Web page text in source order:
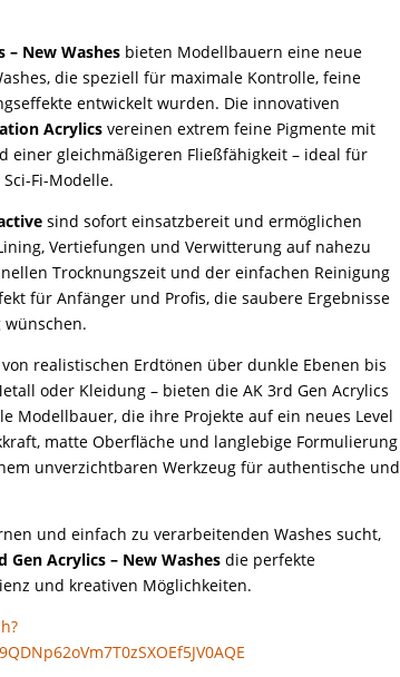
– New Washes bieten Modellbauern eine neue
die speziell für maximale Kontrolle, feine
entwickelt wurden. Die innovativen
Acrylics vereinen extrem feine Pigmente mit
einer gleichmäßigeren Fließfähigkeit – ideal für
Fi-Modelle.
sind sofort einsatzbereit und ermöglichen
Vertiefungen und Verwitterung auf nahezu
Trocknungszeit und der einfachen Reinigung
für Anfänger und Profis, die saubere Ergebnisse
realistischen Erdtönen über dunkle Ebenen bis
oder Kleidung – bieten die AK 3rd Gen Acrylics
Modellbauer, die ihre Projekte auf ein neues Level
matte Oberfläche und langlebige Formulierung
unverzichtbaren Werkzeug für authentische und
und einfach zu verarbeitenden Washes sucht,
Gen Acrylics – New Washes die perfekte
und kreativen Möglichkeiten.